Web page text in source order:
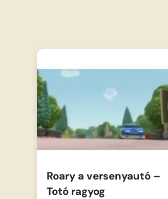
elrejtőzik a pálya egy távoli
és a többi autó aggódva
indulnak a keresésére,
Roarynak meg kell tanulnia,
hogy a balesetek…
Roary a versenyautó –
Totó ragyog